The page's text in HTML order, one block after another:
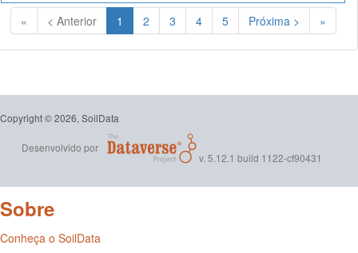
« < Anterior 1 (Atual)
2 3 4 5 Próxima > »
Copyright © 2026, SoilData
Desenvolvido por
v. 5.12.1 build 1122-cf90431
Sobre
Conheça o SoilData